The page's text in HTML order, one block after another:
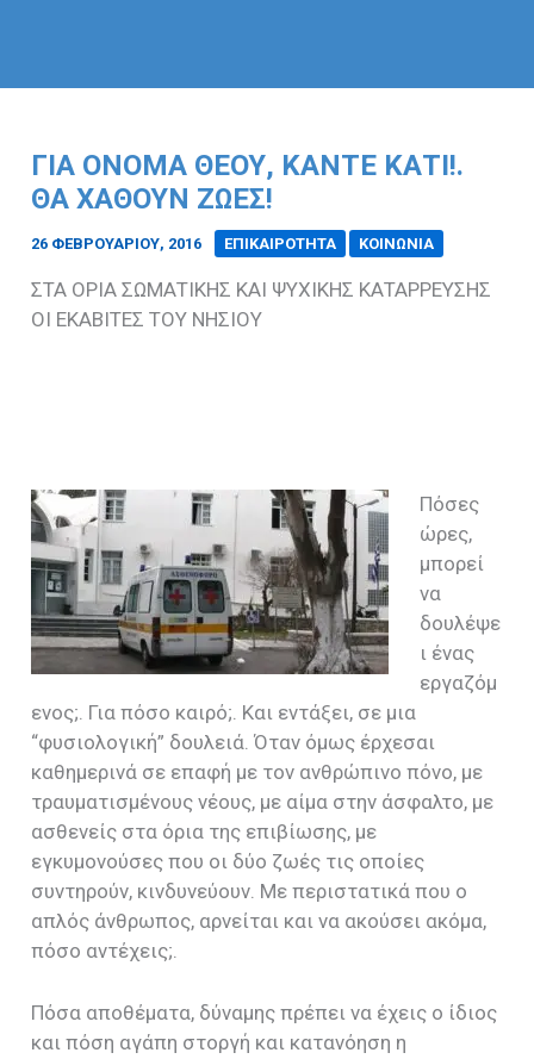
ΓΙΑ ΟΝΟΜΑ ΘΕΟΥ, ΚΑΝΤΕ ΚΑΤΙ!.
ΘΑ ΧΑΘΟΥΝ ΖΩΕΣ!
26 ΦΕΒΡΟΥΑΡΊΟΥ, 2016 ΕΠΙΚΑΙΡΟΤΗΤΑ ΚΟΙΝΩΝΙΑ
ΣΤΑ ΟΡΙΑ ΣΩΜΑΤΙΚΗΣ ΚΑΙ ΨΥΧΙΚΗΣ ΚΑΤΑΡΡΕΥΣΗΣ
ΟΙ ΕΚΑΒΙΤΕΣ ΤΟΥ ΝΗΣΙΟΥ
Πόσες
ώρες,
μπορεί
να
δουλέψε
ι ένας
εργαζόμ
ενος;. Για πόσο καιρό;. Και εντάξει, σε μια
“φυσιολογική” δουλειά. Όταν όμως έρχεσαι
καθημερινά σε επαφή με τον ανθρώπινο πόνο, με
τραυματισμένους νέους, με αίμα στην άσφαλτο, με
ασθενείς στα όρια της επιβίωσης, με
εγκυμονούσες που οι δύο ζωές τις οποίες
συντηρούν, κινδυνεύουν. Με περιστατικά που ο
απλός άνθρωπος, αρνείται και να ακούσει ακόμα,
πόσο αντέχεις;.
Πόσα αποθέματα, δύναμης πρέπει να έχεις ο ίδιος
και πόση αγάπη στοργή και κατανόηση η